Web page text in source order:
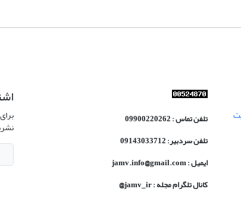
تلفن تماس : 09900220262
تلفن سردبیر: 09143033712
ایمیل : jamv.info@gmail.com
کانال تلگرام مجله : jamv_ir@